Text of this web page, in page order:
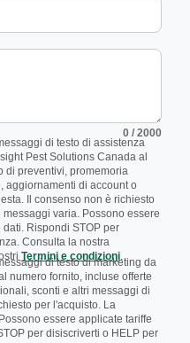
0 / 2000
di testo di assistenza
Pest Solutions Canada al
di preventivi, promemoria
aggiornamenti di account o
Il consenso non è richiesto
varia. Possono essere
Rispondi STOP per
Consulta la nostra
Termini e condizioni.
di testo di marketing da
numero fornito, incluse offerte
sconti e altri messaggi di
per l'acquisto. La
essere applicate tariffe
per disiscriverti o HELP per